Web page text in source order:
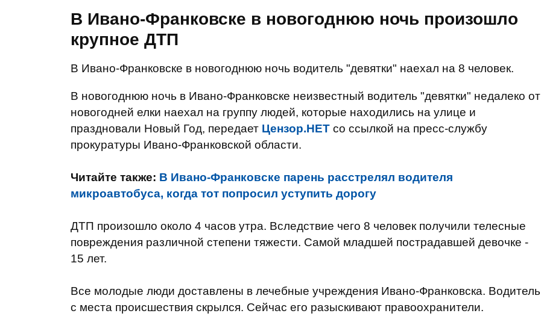
В Ивано-Франковске в новогоднюю ночь произошло
крупное ДТП
В Ивано-Франковске в новогоднюю ночь водитель "девятки" наехал на 8 человек.
В новогоднюю ночь в Ивано-Франковске неизвестный водитель "девятки" недалеко от
новогодней елки наехал на группу людей, которые находились на улице и
праздновали Новый Год, передает Цензор.НЕТ со ссылкой на пресс-службу
прокуратуры Ивано-Франковской области.
Читайте также: В Ивано-Франковске парень расстрелял водителя
микроавтобуса, когда тот попросил уступить дорогу
ДТП произошло около 4 часов утра. Вследствие чего 8 человек получили телесные
повреждения различной степени тяжести. Самой младшей пострадавшей девочке -
15 лет.
Все молодые люди доставлены в лечебные учреждения Ивано-Франковска. Водитель
с места происшествия скрылся. Сейчас его разыскивают правоохранители.